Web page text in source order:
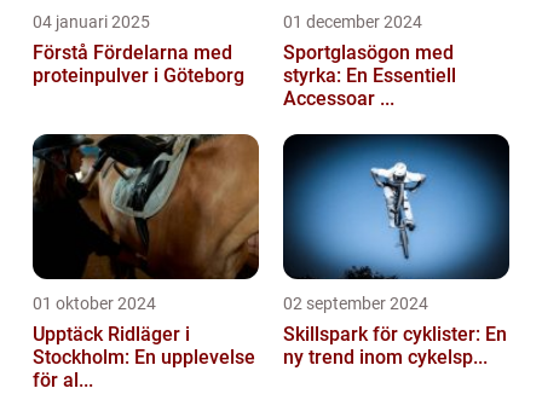
04 januari 2025
Förstå Fördelarna med
proteinpulver i Göteborg
01 december 2024
Sportglasögon med
styrka: En Essentiell
Accessoar ...
01 oktober 2024
Upptäck Ridläger i
Stockholm: En upplevelse
för al...
02 september 2024
Skillspark för cyklister: En
ny trend inom cykelsp...